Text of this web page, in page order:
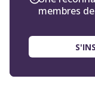
membres